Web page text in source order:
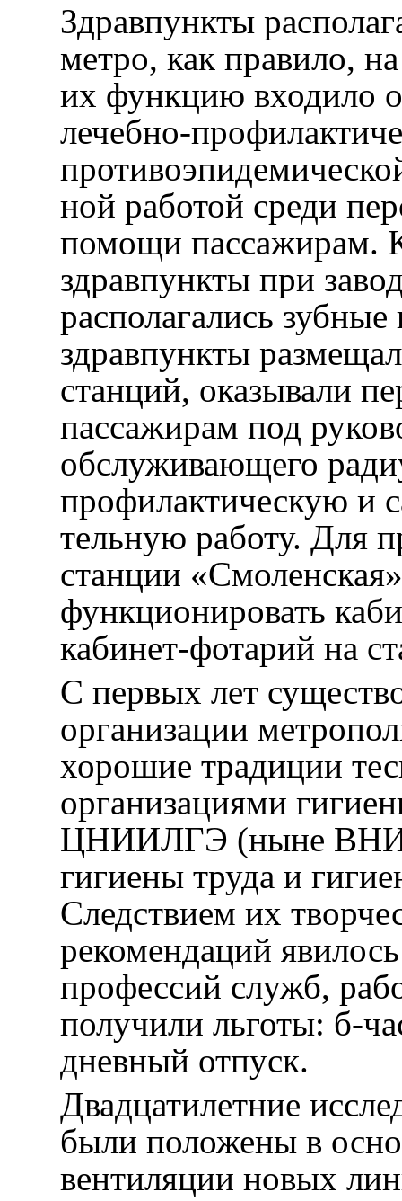
Здравпункты
метро, как правило,
их функцию входило
лечебно-
ной работой среди
помощи пассажирам.
здравпункты при
располагались
здравпункты
станций, оказывали
пассажирам под
обслуживающего
профилактическую и
тельную работу. Для
станции
функционировать
кабинет-фотарий на
С первых лет
организации
хорошие традиции
организациями
ЦНИИЛГЭ (ныне
гигиены труда и
Следствием их
рекомендаций
профессий служб,
получили льготы: б-
дневный отпуск.
Двадцатилетние
были положены в
вентиляции новых